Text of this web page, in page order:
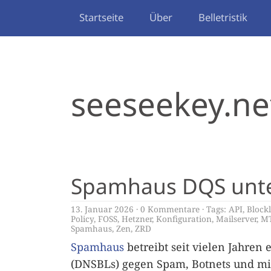
Startseite Über Belletristik
Spamhaus DQS
13. Januar 2026 0 Kommentare Tags: API,
Policy, FOSS, Hetzner, Konfiguration, Mailserver,
Spamhaus, Zen, ZRD
Spamhaus betreibt seit vielen Jahren
(DNSBLs) gegen Spam, Botnets und